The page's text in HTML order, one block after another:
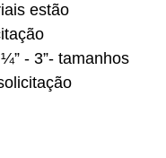
estão
- 3”- tamanhos